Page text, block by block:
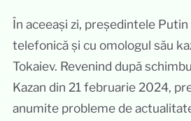
În aceeași zi, președintele
telefonică și cu omologul său
Tokaiev. Revenind după
Kazan din 21 februarie 2024,
anumite probleme de